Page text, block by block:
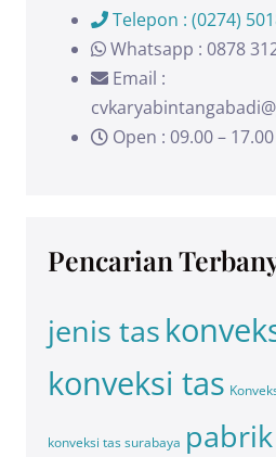
Telepon : (0274)
Whatsapp : 0878
Email :
Open : 09.00 –
Pencarian
jenis tas
konveksi tas
konveksi tas surabaya pabrik